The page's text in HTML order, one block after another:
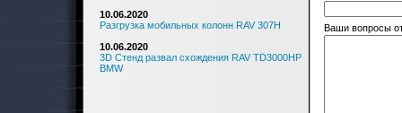
10.06.2020
Разгрузка мобильных колонн RAV 307H
10.06.2020
3D Стенд развал схождения RAV TD3000HP
BMW
Ваши вопросы